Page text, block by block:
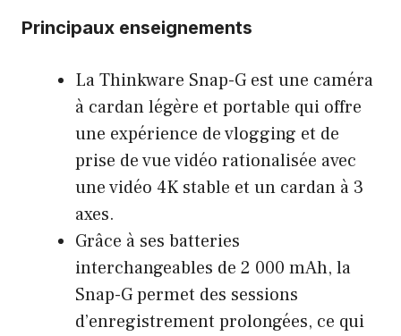
Principaux enseignements
La Thinkware Snap-G est une caméra
à cardan légère et portable qui offre
une expérience de vlogging et de
prise de vue vidéo rationalisée avec
une vidéo 4K stable et un cardan à 3
axes.
Grâce à ses batteries
interchangeables de 2 000 mAh, la
Snap-G permet des sessions
d’enregistrement prolongées, ce qui